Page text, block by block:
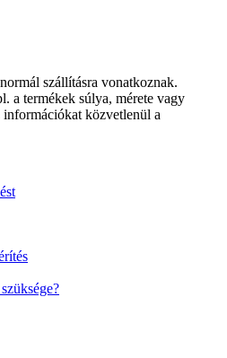
szállításra vonatkoznak.
a termékek súlya, mérete vagy
közvetlenül a